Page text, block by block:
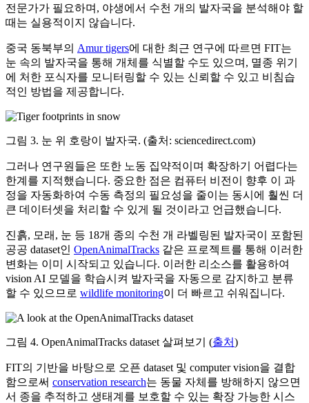
전문가가 필요하며, 야생에서 수천 개의 발자국을 분석해야 할
때는 실용적이지 않습니다.
중국 동북부의 Amur tigers에 대한 최근 연구에 따르면 FIT는
눈 속의 발자국을 통해 개체를 식별할 수도 있으며, 멸종 위기
에 처한 포식자를 모니터링할 수 있는 신뢰할 수 있고 비침습
적인 방법을 제공합니다.
그림 3. 눈 위 호랑이 발자국. (출처: sciencedirect.com)
그러나 연구원들은 또한 노동 집약적이며 확장하기 어렵다는
한계를 지적했습니다. 중요한 점은 컴퓨터 비전이 향후 이 과
정을 자동화하여 수동 측정의 필요성을 줄이는 동시에 훨씬 더
큰 데이터셋을 처리할 수 있게 될 것이라고 언급했습니다.
진흙, 모래, 눈 등 18개 종의 수천 개 라벨링된 발자국이 포함된
공공 dataset인 OpenAnimalTracks 같은 프로젝트를 통해 이러한
변화는 이미 시작되고 있습니다. 이러한 리소스를 활용하여
vision AI 모델을 학습시켜 발자국을 자동으로 감지하고 분류
할 수 있으므로 wildlife monitoring이 더 빠르고 쉬워집니다.
그림 4. OpenAnimalTracks dataset 살펴보기 (출처)
FIT의 기반을 바탕으로 오픈 dataset 및 computer vision을 결합
함으로써 conservation research는 동물 자체를 방해하지 않으면
서 종을 추적하고 생태계를 보호할 수 있는 확장 가능한 시스